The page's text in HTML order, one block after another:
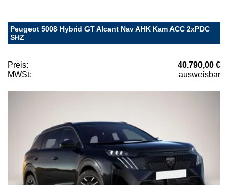
Peugeot 5008 Hybrid GT Alcant Nav AHK Kam ACC 2xPDC
SHZ
Preis:
40.790,00 €
MWSt:
ausweisbar